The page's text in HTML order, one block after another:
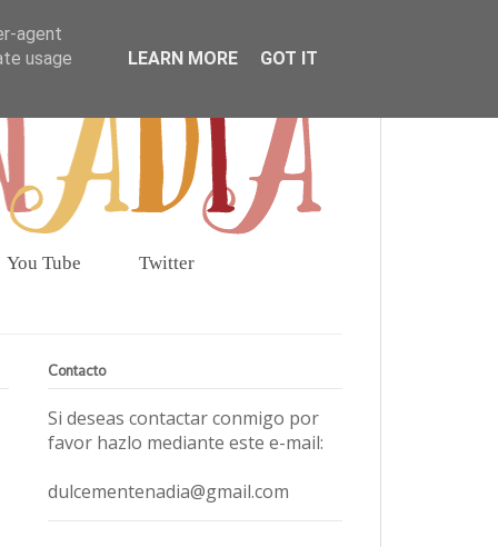
You Tube Twitter
Contacto
Si deseas contactar conmigo por
favor hazlo mediante este e-mail:
dulcementenadia@gmail.com
agent
usage
LEARN MORE GOT IT